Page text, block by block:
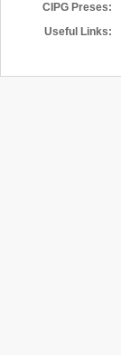
CIPG Preses:
Useful Links: